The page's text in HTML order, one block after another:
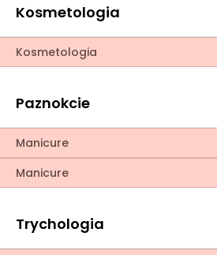
Kosmetologia
Kosmetologia
Paznokcie
Manicure
Manicure
Trychologia